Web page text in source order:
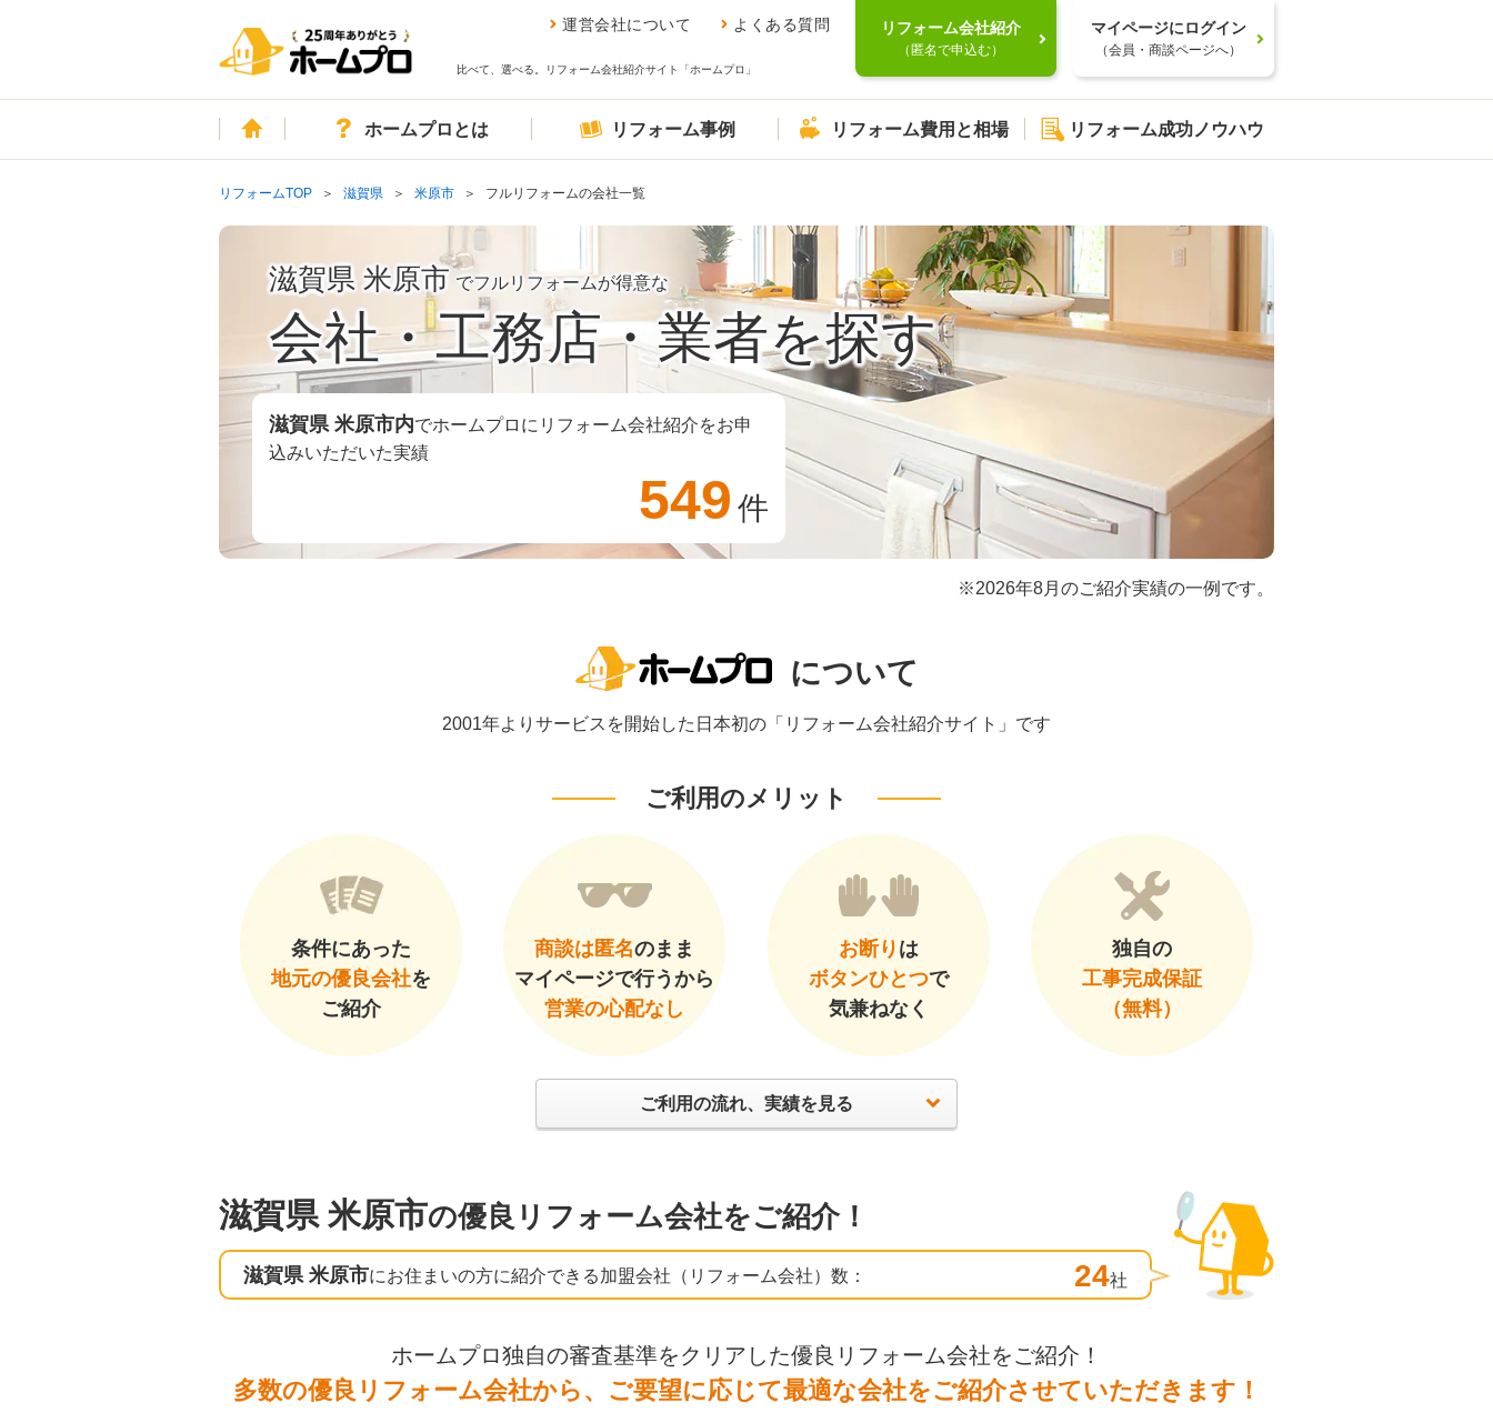
運営会社について よくある質問
比べて、選べる。リフォーム会社紹介サイト「ホームプロ」
リフォーム会社紹介
（匿名で申込む）
マイページにログイン
（会員・商談ページへ）
ホームホームプロとは リフォーム事例 リフォーム費用と相場 リフォーム成功ノウハウ
リフォームTOP 滋賀県 米原市 フルリフォームの会社一覧
滋賀県 米原市 でフルリフォームが得意な
会社・工務店・業者を探す
滋賀県 米原市内でホームプロにリフォーム会社紹介をお申
込みいただいた実績
549 件
※2026年8月のご紹介実績の一例です。
について
2001年よりサービスを開始した日本初の「リフォーム会社紹介サイト」です
ご利用のメリット
条件にあった
地元の優良会社を
ご紹介
商談は匿名のまま
マイページで行うから
営業の心配なし
お断り は
ボタンひとつで
気兼ねなく
独自の
工事完成保証
（無料）
ご利用の流れ、実績を見る
滋賀県 米原市の優良リフォーム会社をご紹介！
滋賀県 米原市にお住まいの方に紹介できる加盟会社（リフォーム会社）数： 24社
ホームプロ独自の審査基準をクリアした優良リフォーム会社をご紹介！
多数の優良リフォーム会社から、ご要望に応じて最適な会社をご紹介させていただきます！